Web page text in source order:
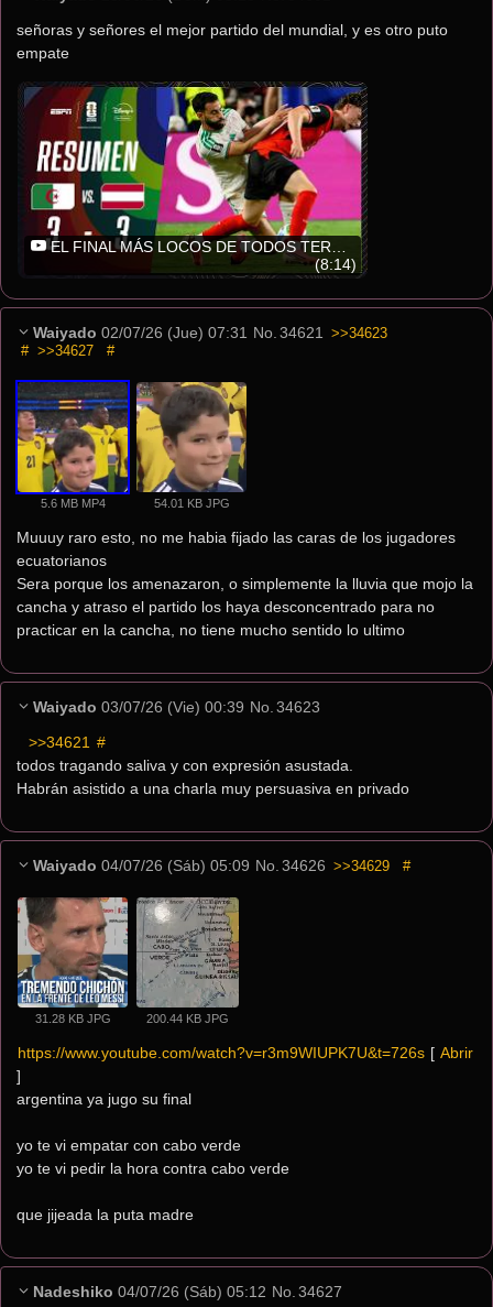
señoras y señores el mejor partido del mundial, y es otro puto
empate
EL FINAL MÁS LOCOS DE TODOS TERMINÓ EN UN INCREÍBLE EMPATE | Argelia 3-3 Austria | RESUMEN | M72
(8:14)
Waiyado 02/07/26 (Jue) 07:31 No. 34621
>>34623
# >>34627 #
5.6 MB MP4 54.01 KB JPG
Muuuy raro esto, no me habia fijado las caras de los jugadores
ecuatorianos
Sera porque los amenazaron, o simplemente la lluvia que mojo la
cancha y atraso el partido los haya desconcentrado para no
practicar en la cancha, no tiene mucho sentido lo ultimo
Waiyado 03/07/26 (Vie) 00:39 No. 34623
>>34621 #
todos tragando saliva y con expresión asustada.
Habrán asistido a una charla muy persuasiva en privado
Waiyado 04/07/26 (Sáb) 05:09 No. 34626 >>34629 #
31.28 KB JPG 200.44 KB JPG
https://www.youtube.com/watch?v=r3m9WIUPK7U&t=726s [ Abrir
]
argentina ya jugo su final
yo te vi empatar con cabo verde
yo te vi pedir la hora contra cabo verde
que jijeada la puta madre
Nadeshiko 04/07/26 (Sáb) 05:12 No. 34627